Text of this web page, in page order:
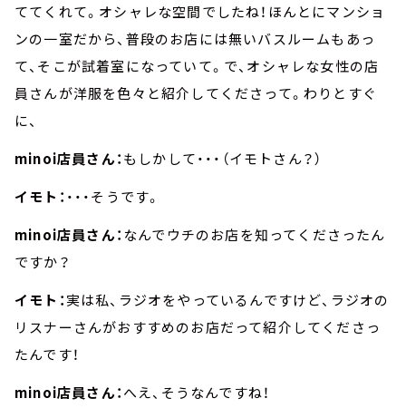
ててくれて。オシャレな空間でしたね！ほんとにマンショ
ンの一室だから、普段のお店には無いバスルームもあっ
て、そこが試着室になっていて。で、オシャレな女性の店
員さんが洋服を色々と紹介してくださって。わりとすぐ
に、
minoi店員さん：もしかして・・・（イモトさん？）
イモト： ・・・そうです。
minoi店員さん： なんでウチのお店を知ってくださったん
ですか？
イモト：実は私、ラジオをやっているんですけど、ラジオの
リスナーさんがおすすめのお店だって紹介してくださっ
たんです！
minoi店員さん：へえ、そうなんですね！